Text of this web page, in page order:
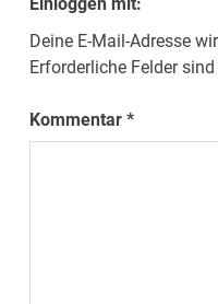
Deine E-Mail-Adresse
Erforderliche Felder
Kommentar*